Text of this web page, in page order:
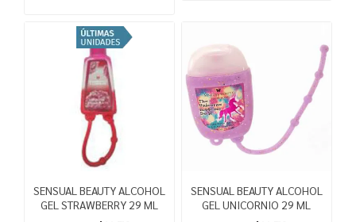
SENSUAL BEAUTY ALCOHOL
GEL STRAWBERRY 29 ML
SENSUAL BEAUTY ALCOHOL
GEL UNICORNIO 29 ML